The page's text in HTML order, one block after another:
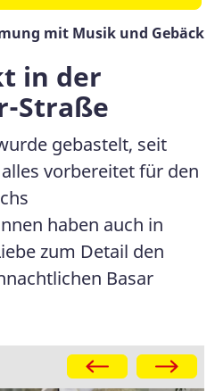
mit Musik und Gebäck
in der
Straße
gebastelt, seit
vorbereitet für den
haben auch in
zum Detail den
Basar